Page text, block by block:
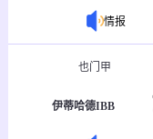
情报
也门甲
伊蒂哈德IBB